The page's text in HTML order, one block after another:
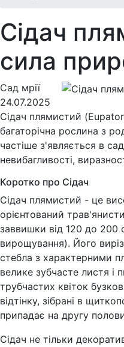
Сідач
сила
Сад мрії
24.07.2025
Сідач плямистий
багаторічна рослина з
частіше з'являється в
невибагливості,
Коротко про Сідач
Сідач плямистий - це
орієнтований
заввишки від 120 до 200
вирощування). Його
стебла з характерними
велике зубчасте листя і
трубчастих квіток
відтінку, зібрані в
припадає на другу
Сідач не тільки